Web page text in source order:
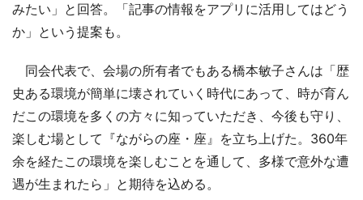
みたい」と回答。「記事の情報をアプリに活用してはどう
か」という提案も。
同会代表で、会場の所有者でもある橋本敏子さんは「歴
史ある環境が簡単に壊されていく時代にあって、時が育ん
だこの環境を多くの方々に知っていただき、今後も守り、
楽しむ場として『ながらの座・座』を立ち上げた。360年
余を経たこの環境を楽しむことを通して、多様で意外な遭
遇が生まれたら」と期待を込める。